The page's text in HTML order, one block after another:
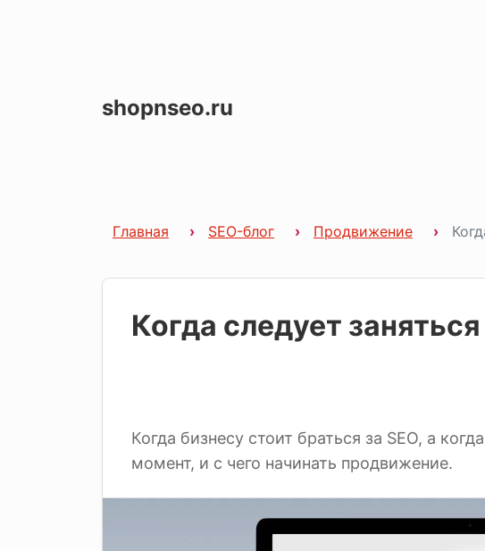
shopnseo.ru
Главная SEO-блог Продвижение
Когда следует заняться
Когда бизнесу стоит браться за SEO, а
момент, и с чего начинать продвижение.